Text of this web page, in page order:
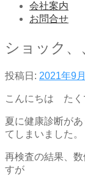
会社案内
お問合せ
ショック、
投稿日: 2021年9
こんにちは たく
夏に健康診断が
てしまいました。
再検査の結果、
すが